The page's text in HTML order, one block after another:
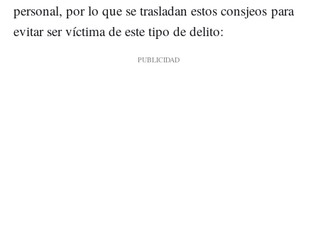
personal, por lo que se trasladan estos consjeos para
evitar ser víctima de este tipo de delito: